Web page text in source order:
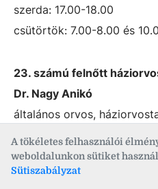
A tökéletes felhasználói
weboldalunkon sütiket
Sütiszabályzat
szerda: 17.00-18.00
csütörtök: 7.00-8.00 és
23. számú felnőtt
Dr. Nagy Anikó
általános orvos,
Rendelési hely: Sarló u. 25/
Rendelési idő: